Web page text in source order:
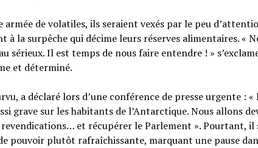
armée de volatiles, ils seraient vexés par le peu
la surpêche qui décime leurs réserves alimentaires. «
sérieux. Il est temps de nous faire entendre ! »
et déterminé.
a déclaré lors d’une conférence de presse urgente : «
grave sur les habitants de l’Antarctique. Nous allons
et récupérer le Parlement ». Pourtant, il
pouvoir plutôt rafraîchissante, marquant une pause